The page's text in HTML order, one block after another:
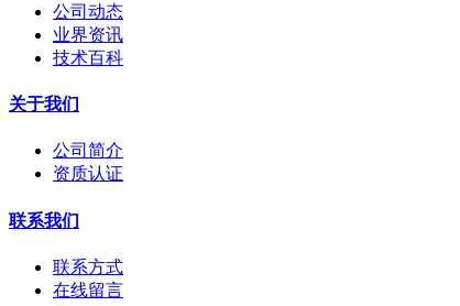
公司动态
业界资讯
技术百科
关于我们
公司简介
资质认证
联系我们
联系方式
在线留言